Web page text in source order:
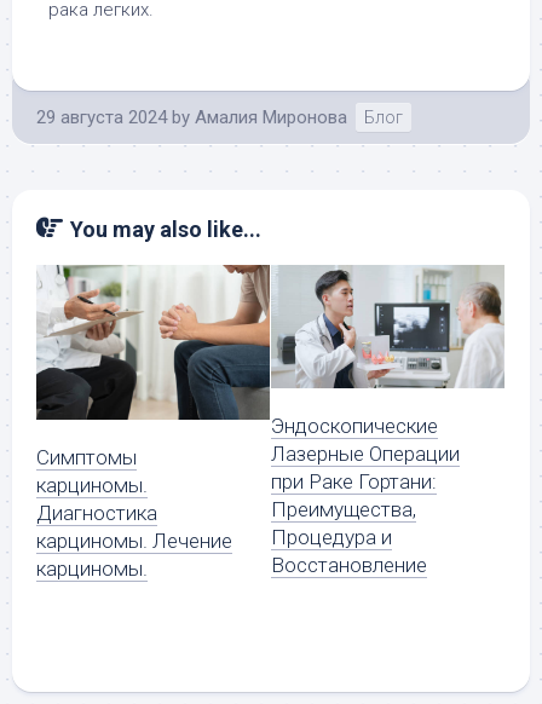
рака легких.
29 августа 2024 by Амалия Миронова Блог
You may also like...
Симптомы
карциномы.
Диагностика
карциномы. Лечение
карциномы.
Эндоскопические
Лазерные Операции
при Раке Гортани:
Преимущества,
Процедура и
Восстановление